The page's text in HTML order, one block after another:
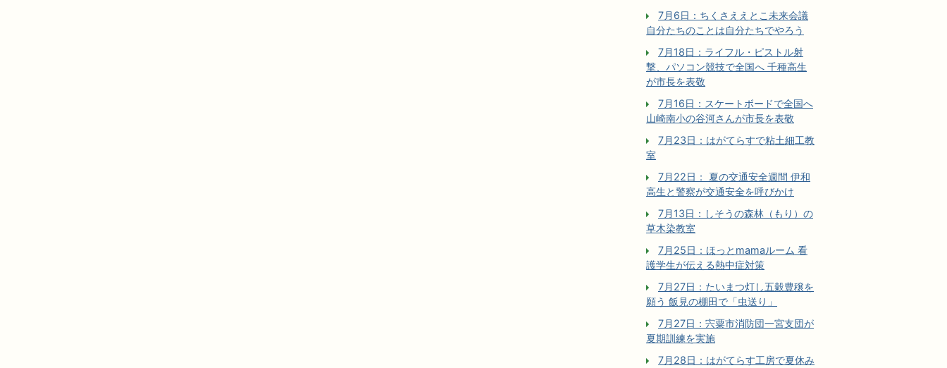
7月6日：ちくさええとこ未来会議
自分たちのことは自分たちでやろう
7月18日：ライフル・ピストル射
撃、パソコン競技で全国へ 千種高生
が市長を表敬
7月16日：スケートボードで全国へ
山崎南小の谷河さんが市長を表敬
7月23日：はがてらすで粘土細工教
室
7月22日： 夏の交通安全週間 伊和
高生と警察が交通安全を呼びかけ
7月13日：しそうの森林（もり）の
草木染教室
7月25日：ほっとmamaルーム 看
護学生が伝える熱中症対策
7月27日：たいまつ灯し五穀豊穣を
願う 飯見の棚田で「虫送り」
7月27日：宍粟市消防団一宮支団が
夏期訓練を実施
7月28日：はがてらす工房で夏休み